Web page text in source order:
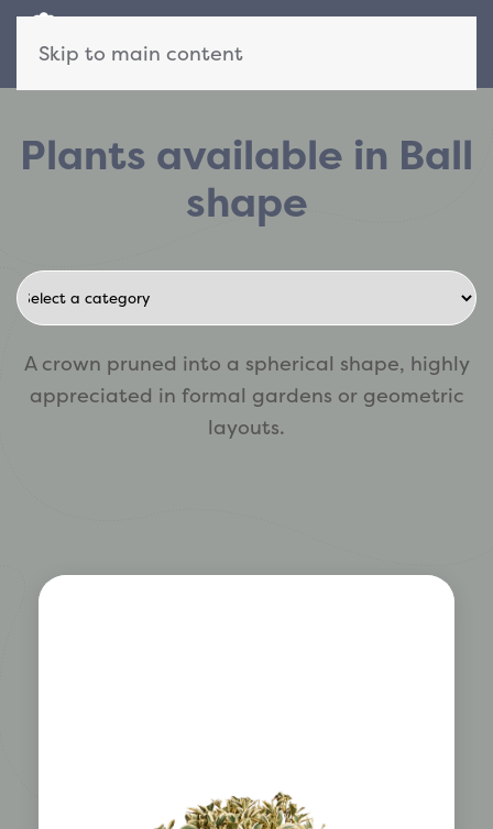
Skip to main content
Plants available in Ball
shape
A crown pruned into a spherical shape, highly
appreciated in formal gardens or geometric
layouts.